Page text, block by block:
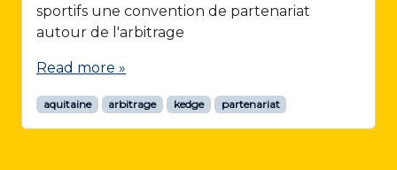
sportifs une convention de partenariat
autour de l'arbitrage
Read more »
aquitaine arbitrage kedge partenariat